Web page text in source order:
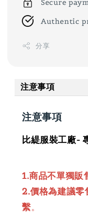
Secure
Authentic
分享
注意事項
注意事項
比緹服裝工廠-
1.商品不單獨販
2.價格為建議零
繫。